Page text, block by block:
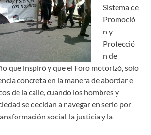
Sistema de
Promoció
n y
Protecció
n de
que inspiró y que el Foro motorizó, solo
concreta en la manera de abordar el
de la calle, cuando los hombres y
se decidan a navegar en serio por
social, la justicia y la